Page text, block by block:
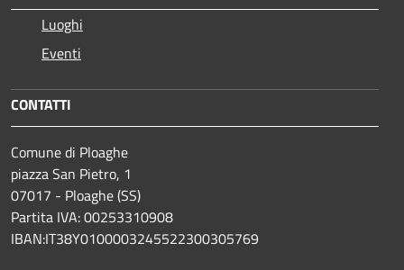
Luoghi
Eventi
CONTATTI
Comune di Ploaghe
piazza San Pietro, 1
07017 - Ploaghe (SS)
Partita IVA: 00253310908
IBAN:IT38Y0100003245522300305769